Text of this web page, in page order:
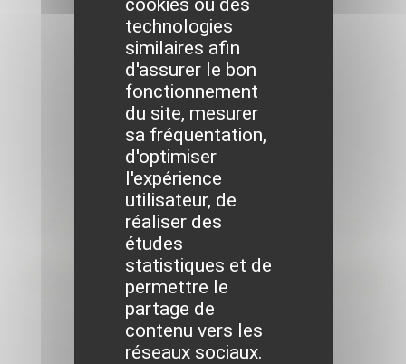
Grève nationale
du mardi 19 mars
2024
cookies ou des
technologies
similaires afin
d'assurer le bon
fonctionnement
du site, mesurer
sa fréquentation,
d'optimiser
l'expérience
utilisateur, de
réaliser des
études
statistiques et de
permettre le
partage de
contenu vers les
réseaux sociaux.